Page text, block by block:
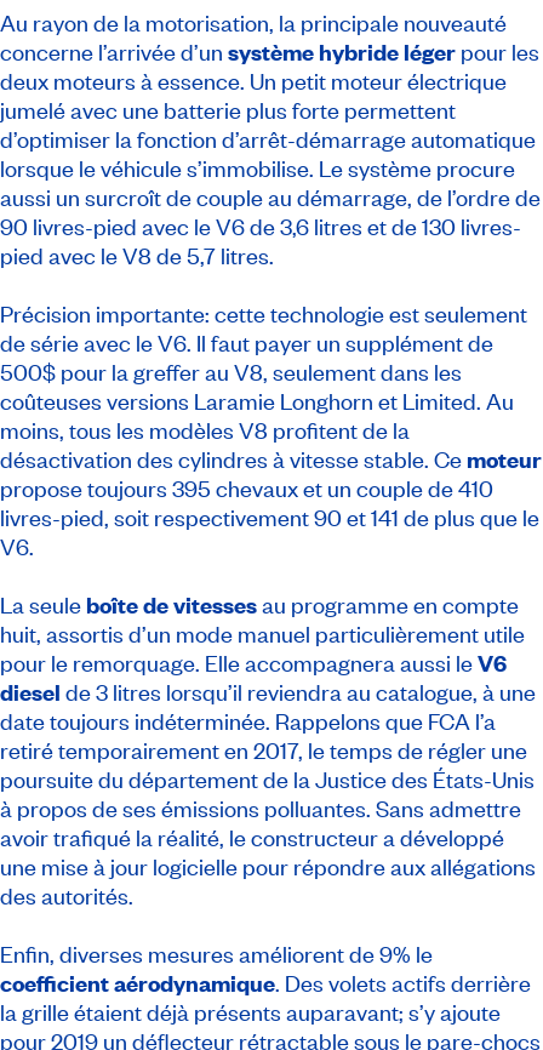
Au rayon de la motorisation, la principale nouveauté
concerne l’arrivée d’un système hybride léger pour les
deux moteurs à essence. Un petit moteur électrique
jumelé avec une batterie plus forte permettent
d’optimiser la fonction d’arrêt-démarrage automatique
lorsque le véhicule s’immobilise. Le système procure
aussi un surcroît de couple au démarrage, de l’ordre de
90 livres-pied avec le V6 de 3,6 litres et de 130 livres-
pied avec le V8 de 5,7 litres.
Précision importante: cette technologie est seulement
de série avec le V6. Il faut payer un supplément de
500$ pour la greffer au V8, seulement dans les
coûteuses versions Laramie Longhorn et Limited. Au
moins, tous les modèles V8 profitent de la
désactivation des cylindres à vitesse stable. Ce moteur
propose toujours 395 chevaux et un couple de 410
livres-pied, soit respectivement 90 et 141 de plus que le
V6.
La seule boîte de vitessesau programme en compte
huit, assortis d’un mode manuel particulièrement utile
pour le remorquage. Elle accompagnera aussi leV6
diesel de 3 litres lorsqu’il reviendra au catalogue, à une
date toujours indéterminée. Rappelons que FCA l’a
retiré temporairement en 2017, le temps de régler une
poursuite du département de la Justice des États-Unis
à propos de ses émissions polluantes. Sans admettre
avoir trafiqué la réalité, le constructeur a développé
une mise à jour logicielle pour répondre aux allégations
des autorités.
Enfin, diverses mesures améliorent de 9% le
coefficient aérodynamique. Des volets actifs derrière
la grille étaient déjà présents auparavant; s’y ajoute
pour 2019 un déflecteur rétractable sous le pare-chocs